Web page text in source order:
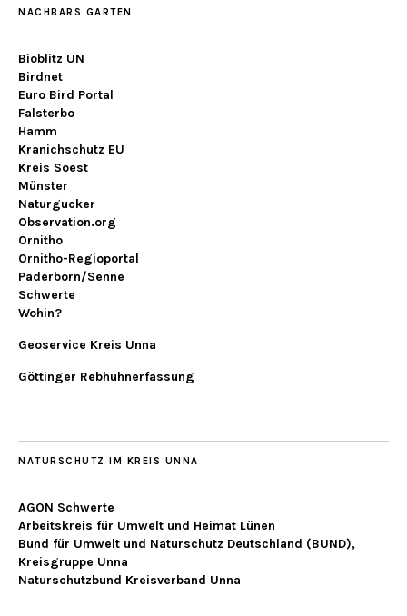
NACHBARS GARTEN
Bioblitz UN
Birdnet
Euro Bird Portal
Falsterbo
Hamm
Kranichschutz EU
Kreis Soest
Münster
Naturgucker
Observation.org
Ornitho
Ornitho-Regioportal
Paderborn/Senne
Schwerte
Wohin?
Geoservice Kreis Unna
Göttinger Rebhuhnerfassung
NATURSCHUTZ IM KREIS UNNA
AGON Schwerte
Arbeitskreis für Umwelt und Heimat Lünen
Bund für Umwelt und Naturschutz Deutschland (BUND),
Kreisgruppe Unna
Naturschutzbund Kreisverband Unna